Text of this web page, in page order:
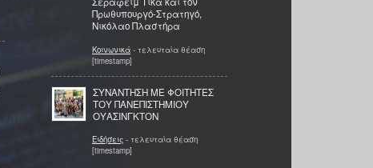
Πρωθυπουργό-Στρατηγό,
Νικόλαο Πλαστήρα
Κοινωνικά - τελευταία θέαση
[timestamp]
ΣΥΝΑΝΤΗΣΗ ΜΕ ΦΟΙΤΗΤΕΣ
ΤΟΥ ΠΑΝΕΠΙΣΤΗΜΙΟΥ
ΟΥΑΣΙΝΓΚΤΟΝ
Ειδήσεις - τελευταία θέαση
[timestamp]